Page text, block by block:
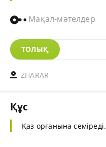
Мақал-мәтелдер
ТОЛЫҚ
ZHARAR
Құс
Қаз орғанына семіреді.